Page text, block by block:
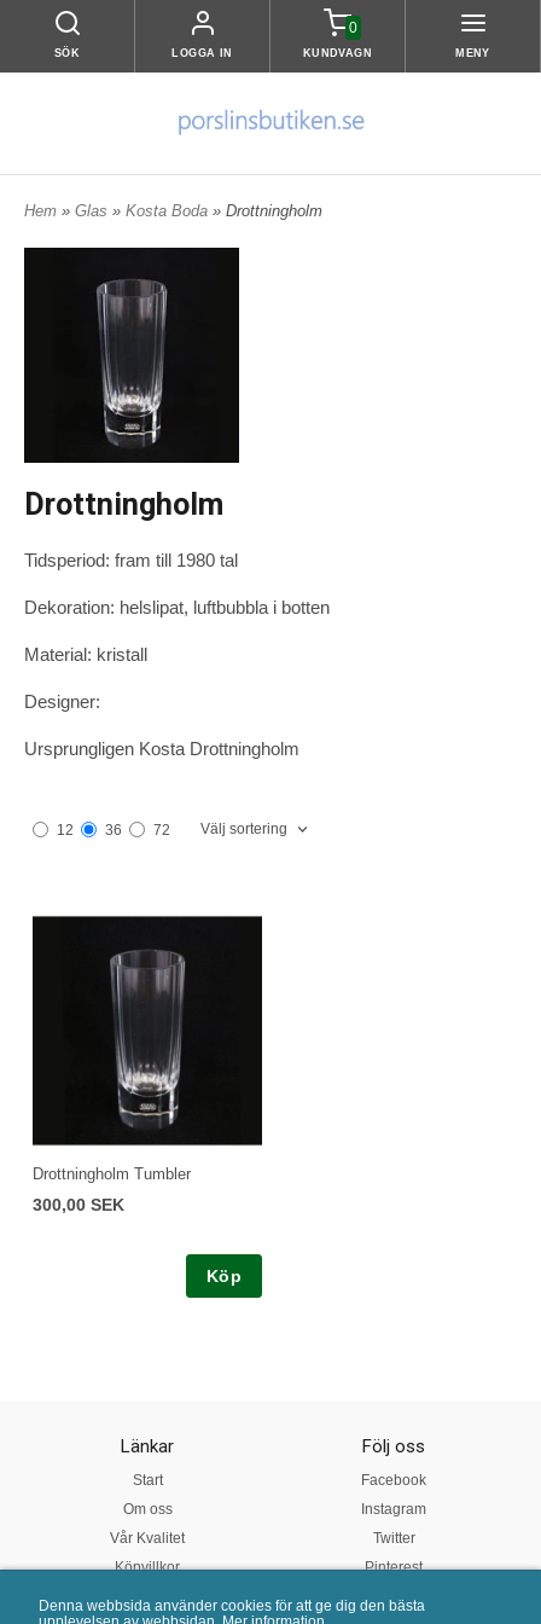
Denna webbsida använder cookies för att ge dig den bästa
SÖK LOGGA IN
0
KUNDVAGN MENY
Hem » Glas » Kosta Boda » Drottningholm
Drottningholm
Tidsperiod: fram till 1980 tal
Dekoration: helslipat, luftbubbla i botten
Material: kristall
Designer:
Ursprungligen Kosta Drottningholm
12 36 72 Välj sortering
Drottningholm Tumbler
300,00 SEK
Köp
Länkar
Start
Om oss
Vår Kvalitet
Köpvillkor
Följ oss
Facebook
Instagram
Twitter
Pinterest